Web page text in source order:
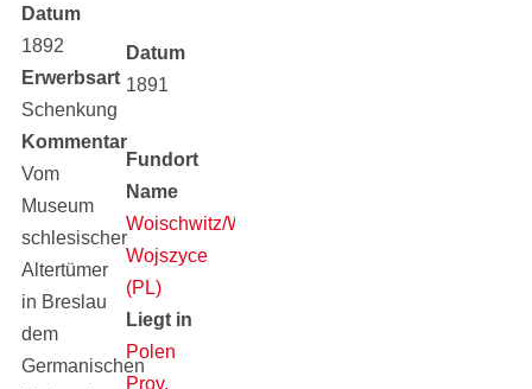
Datum
1892
Erwerbsart
Schenkung
Kommentar
Vom
Museum
schlesischer
Altertümer
in Breslau
dem
Germanischen
Datum
1891
Fundort
Name
Woischwitz/Wrocław-
Wojszyce
(PL)
Liegt in
Polen
Prov.